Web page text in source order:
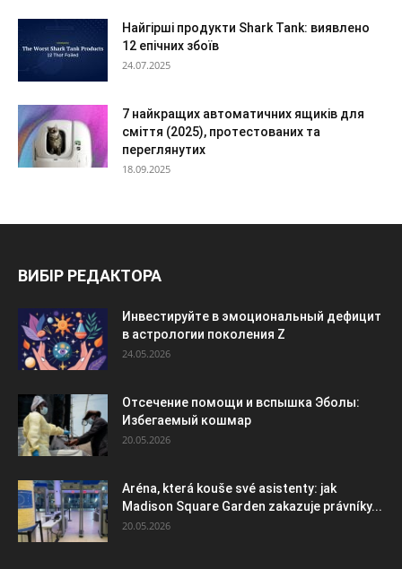
Найгірші продукти Shark Tank: виявлено
12 епічних збоїв
24.07.2025
7 найкращих автоматичних ящиків для
сміття (2025), протестованих та
переглянутих
18.09.2025
ВИБІР РЕДАКТОРА
Инвестируйте в эмоциональный дефицит
в астрологии поколения Z
24.05.2026
Отсечение помощи и вспышка Эболы:
Избегаемый кошмар
20.05.2026
Aréna, která kouše své asistenty: jak
Madison Square Garden zakazuje právníky...
20.05.2026